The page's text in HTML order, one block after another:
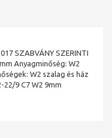
SZABVÁNY SZERINTI
Anyagminőség: W2
W2 szalag és ház
22/9 C7 W2 9mm